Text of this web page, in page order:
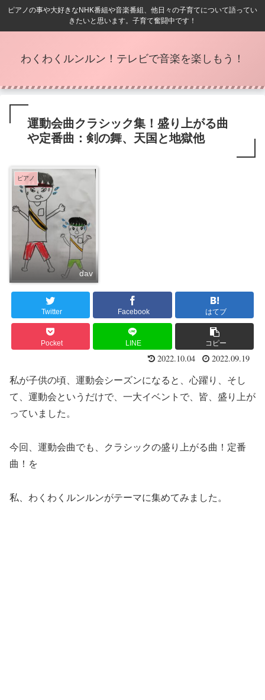
ピアノの事や大好きなNHK番組や音楽番組、他日々の子育てについて語ってい
きたいと思います。子育て奮闘中です！
わくわくルンルン！テレビで音楽を楽しもう！
運動会曲クラシック集！盛り上がる曲
や定番曲：剣の舞、天国と地獄他
ピアノ
dav
Twitter Facebook はてブ
Pocket LINE コピー
2022.10.04 2022.09.19
私が子供の頃、運動会シーズンになると、心躍り、そし
て、運動会というだけで、一大イベントで、皆、盛り上が
っていました。
今回、運動会曲でも、クラシックの盛り上がる曲！定番
曲！を
私、わくわくルンルンがテーマに集めてみました。